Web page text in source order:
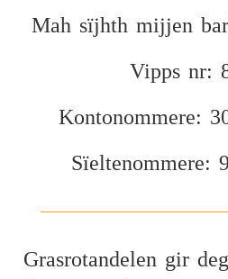
Mah sïjhth mijjen
Vipps nr:
Kontonommere:
Sïeltenommere:
Grasrotandelen gir